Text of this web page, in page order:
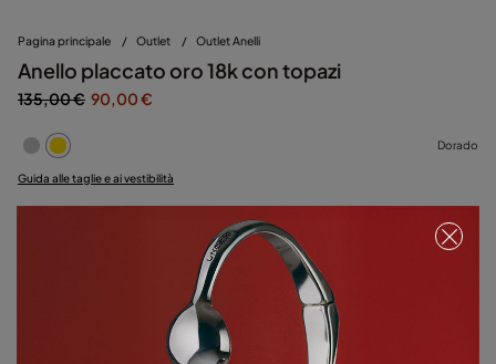
Pagina principale / Outlet / Outlet Anelli
Anello placcato oro 18k con topazi
135,00 € 90,00 €
Dorado
Guida alle taglie e ai vestibilità
Seleziona la taglia